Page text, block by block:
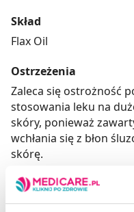
Skład
Flax Oil
Ostrzeżenia
Zaleca się ostrożność
stosowania leku na
skóry, ponieważ
wchłania się z błon
skórę.
Adres producenta